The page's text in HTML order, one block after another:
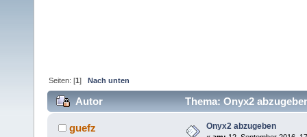
Seiten: [1]Nach unten
Autor Thema: Onyx2
guefz Onyx2 abzugeben